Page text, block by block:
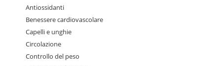
Antiossidanti
Benessere cardiovascolare
Capelli e unghie
Circolazione
Controllo del peso